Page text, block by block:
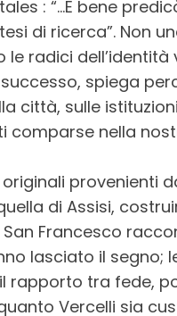
: “…E bene
di ricerca”. Non
radici
spiega
città, sulle
comparse nella
provenienti
di Assisi,
Francesco
lasciato il segno;
rapporto tra fede,
Vercelli sia